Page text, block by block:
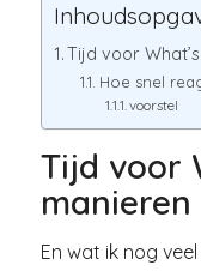
Tijd voor
Hoe snel
voorstel
Tijd voor
manieren
En wat ik nog